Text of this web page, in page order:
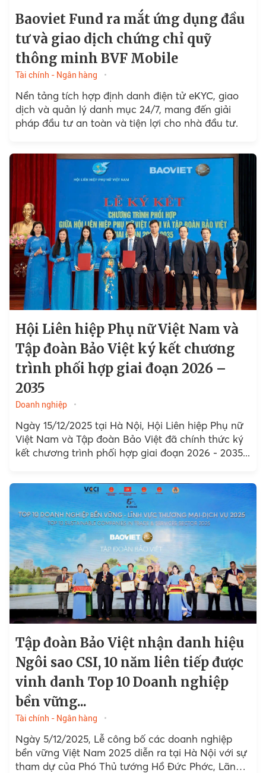
Baoviet Fund ra mắt ứng dụng đầu
tư và giao dịch chứng chỉ quỹ
thông minh BVF Mobile
Tài chính - Ngân hàng
Nền tảng tích hợp định danh điện tử eKYC, giao
dịch và quản lý danh mục 24/7, mang đến giải
pháp đầu tư an toàn và tiện lợi cho nhà đầu tư.
Hội Liên hiệp Phụ nữ Việt Nam và
Tập đoàn Bảo Việt ký kết chương
trình phối hợp giai đoạn 2026 –
2035
Doanh nghiệp
Ngày 15/12/2025 tại Hà Nội, Hội Liên hiệp Phụ nữ
Việt Nam và Tập đoàn Bảo Việt đã chính thức ký
kết chương trình phối hợp giai đoạn 2026 - 2035...
Tập đoàn Bảo Việt nhận danh hiệu
Ngôi sao CSI, 10 năm liên tiếp được
vinh danh Top 10 Doanh nghiệp
bền vững...
Tài chính - Ngân hàng
Ngày 5/12/2025, Lễ công bố các doanh nghiệp
bền vững Việt Nam 2025 diễn ra tại Hà Nội với sự
tham dự của Phó Thủ tướng Hồ Đức Phớc, Lãnh